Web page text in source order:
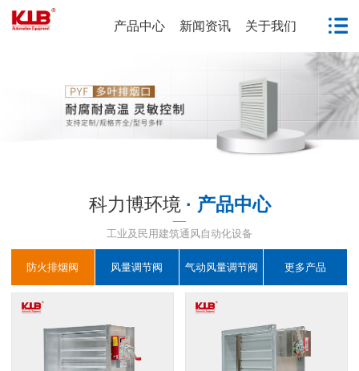
产品中心 新闻资讯 关于我们
科力博环境 · 产品中心
工业及民用建筑通风自动化设备
防火排烟阀 风量调节阀 气动风量调节阀 更多产品